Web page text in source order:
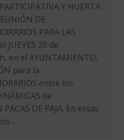
Y HUERTA
DE
PARA LAS
JUEVES 20 de
en el AYUNTAMIENTO,
para la
entre los
de
DE PAJA. En estas